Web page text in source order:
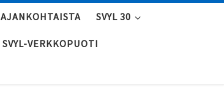
AJANKOHTAISTA SVYL 30
SVYL-VERKKOPUOTI